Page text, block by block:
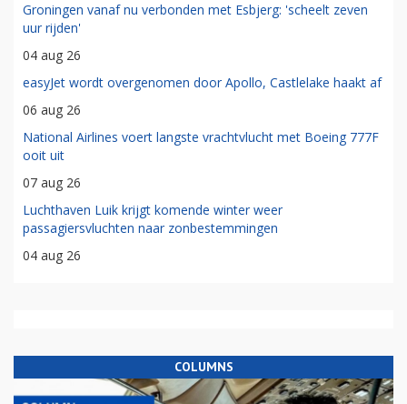
Groningen vanaf nu verbonden met Esbjerg: 'scheelt zeven
uur rijden'
04 aug 26
easyJet wordt overgenomen door Apollo, Castlelake haakt af
06 aug 26
National Airlines voert langste vrachtvlucht met Boeing 777F
ooit uit
07 aug 26
Luchthaven Luik krijgt komende winter weer
passagiersvluchten naar zonbestemmingen
04 aug 26
COLUMNS